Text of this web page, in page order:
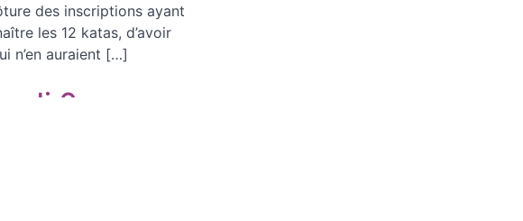
des inscriptions ayant
les 12 katas, d’avoir
n’en auraient […]
6